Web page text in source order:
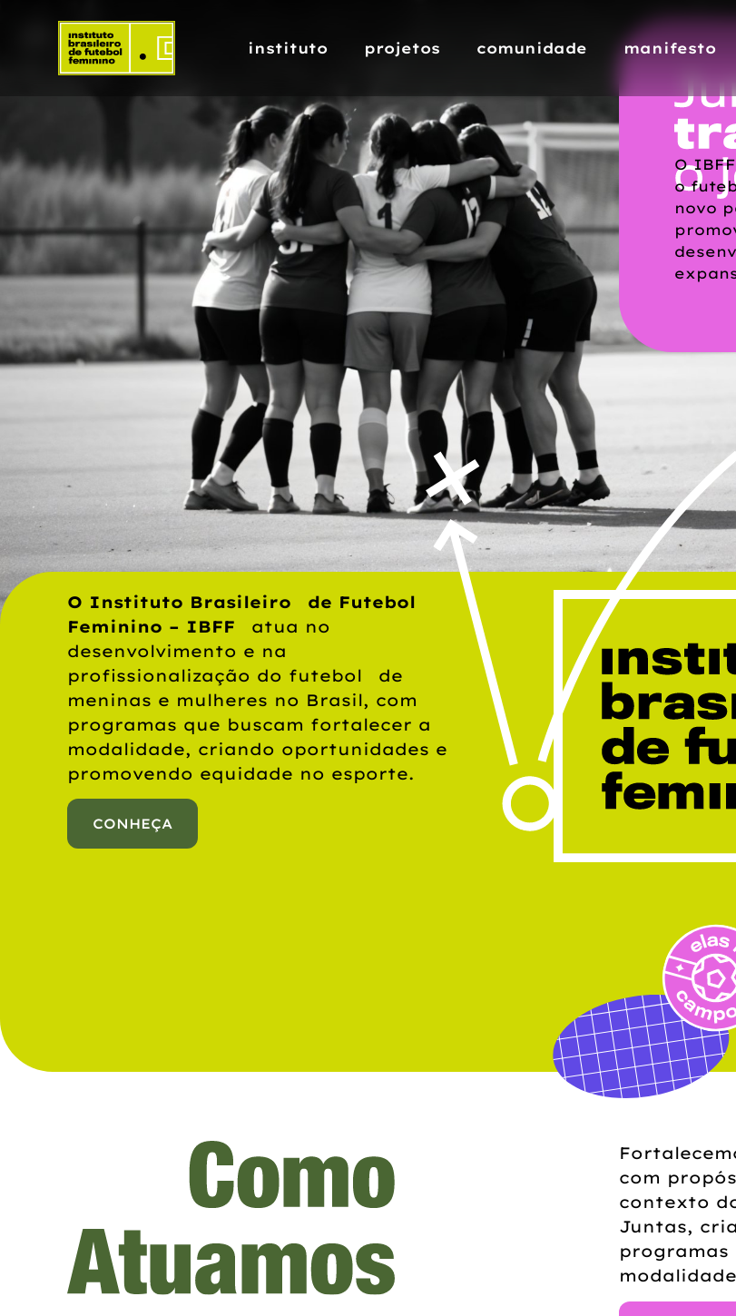
instituto projetos comunidade manifesto
O
o
novo
O Instituto Brasileiro de Futebol
Feminino – IBFF atua no
desenvolvimento e na
profissionalização do futebol de
meninas e mulheres no Brasil, com
programas que buscam fortalecer a
modalidade, criando oportunidades e
promovendo equidade no esporte.
CONHEÇA
com
contexto
Juntas,
programas